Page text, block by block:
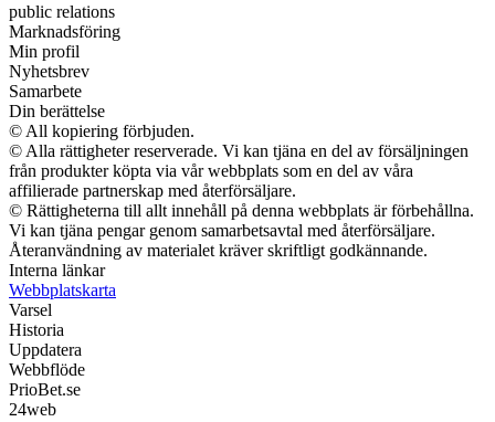
public relations
Marknadsföring
Min profil
Nyhetsbrev
Samarbete
Din berättelse
© All kopiering förbjuden.
© Alla rättigheter reserverade. Vi kan tjäna en del av försäljningen
från produkter köpta via vår webbplats som en del av våra
affilierade partnerskap med återförsäljare.
© Rättigheterna till allt innehåll på denna webbplats är förbehållna.
Vi kan tjäna pengar genom samarbetsavtal med återförsäljare.
Återanvändning av materialet kräver skriftligt godkännande.
Interna länkar
Webbplatskarta
Varsel
Historia
Uppdatera
Webbflöde
PrioBet.se
24web